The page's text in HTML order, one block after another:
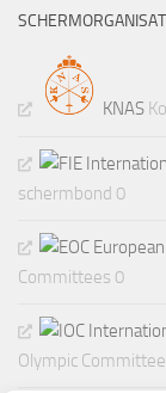
KNAS
schermbond 0
Committees 0
Olympic